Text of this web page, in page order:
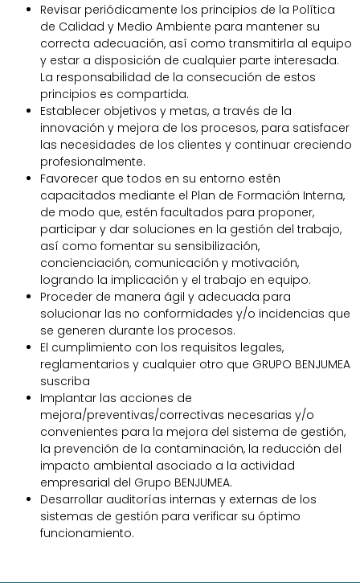
Revisar periódicamente los principios de la Política
de Calidad y Medio Ambiente para mantener su
correcta adecuación, así como transmitirla al equipo
y estar a disposición de cualquier parte interesada.
La responsabilidad de la consecución de estos
principios es compartida.
Establecer objetivos y metas, a través de la
innovación y mejora de los procesos, para satisfacer
las necesidades de los clientes y continuar creciendo
profesionalmente.
Favorecer que todos en su entorno estén
capacitados mediante el Plan de Formación Interna,
de modo que, estén facultados para proponer,
participar y dar soluciones en la gestión del trabajo,
así como fomentar su sensibilización,
concienciación, comunicación y motivación,
logrando la implicación y el trabajo en equipo.
Proceder de manera ágil y adecuada para
solucionar las no conformidades y/o incidencias que
se generen durante los procesos.
El cumplimiento con los requisitos legales,
reglamentarios y cualquier otro que GRUPO BENJUMEA
suscriba
Implantar las acciones de
mejora/preventivas/correctivas necesarias y/o
convenientes para la mejora del sistema de gestión,
la prevención de la contaminación, la reducción del
impacto ambiental asociado a la actividad
empresarial del Grupo BENJUMEA.
Desarrollar auditorías internas y externas de los
sistemas de gestión para verificar su óptimo
funcionamiento.